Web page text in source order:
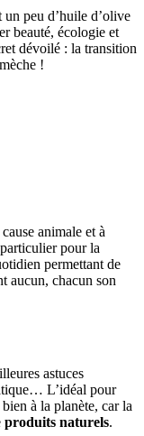
peu d’huile d’olive
beauté, écologie et
dévoilé : la transition
!
animale et à
pour la
permettant de
aucun, chacun son
astuces
L’idéal pour
à la planète, car la
produits naturels.